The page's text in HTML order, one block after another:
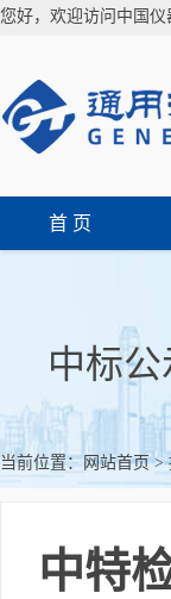
您好，欢迎访问中国仪
首 页
中标公
当前位置：网站首页>
中特